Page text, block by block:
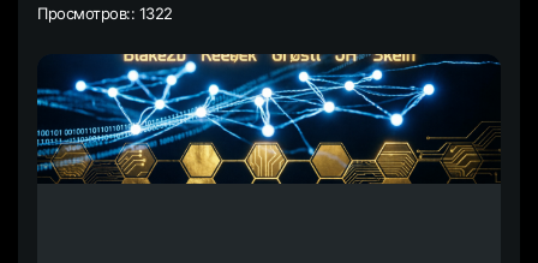
Просмотров:: 1322